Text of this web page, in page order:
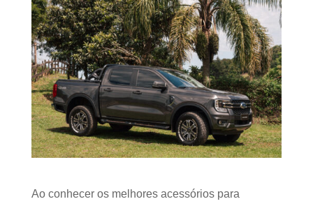
Ao conhecer os melhores acessórios para